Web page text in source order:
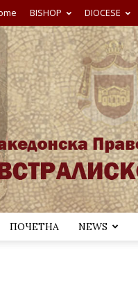
BISHOP DIOCESE
ПОЧЕТНА NEWS